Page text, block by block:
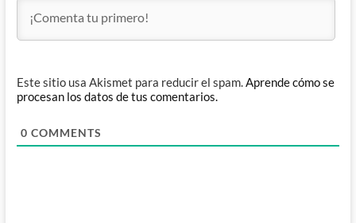
Este sitio usa Akismet para reducir el spam.Aprende cómo se
procesan los datos de tus comentarios.
0 COMMENTS